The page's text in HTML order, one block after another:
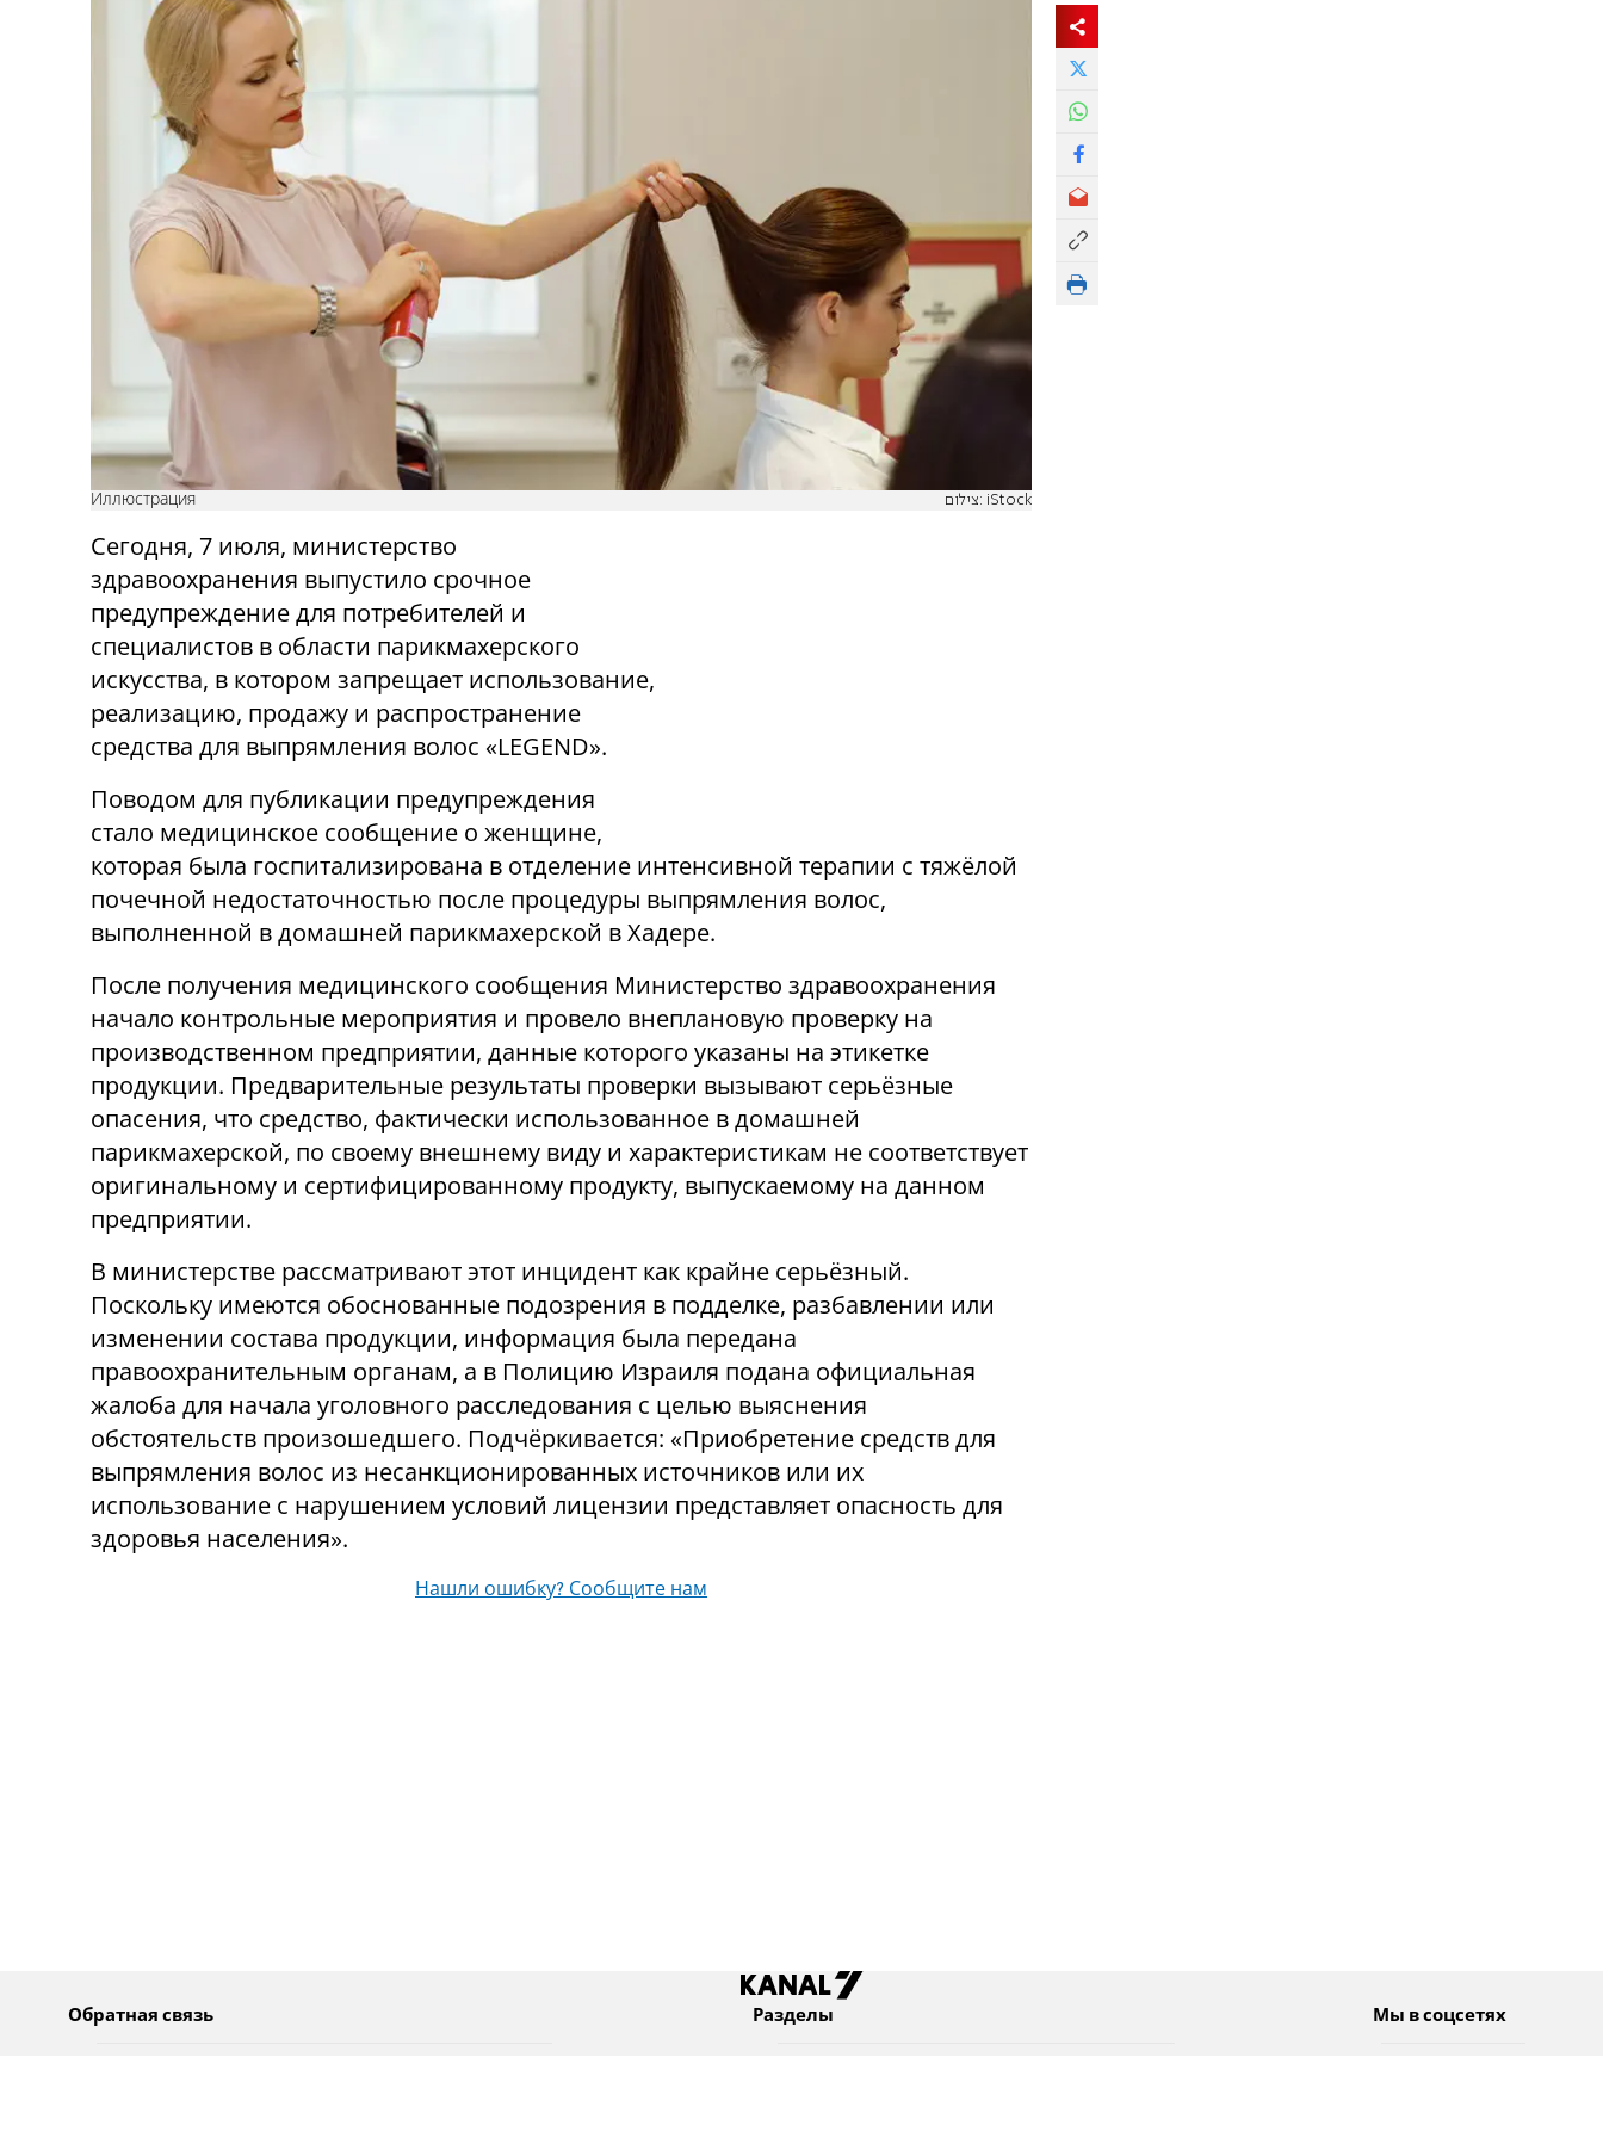
Иллюстрация צילום: iStock
Сегодня, 7 июля, министерство
здравоохранения выпустило срочное
предупреждение для потребителей и
специалистов в области парикмахерского
искусства, в котором запрещает использование,
реализацию, продажу и распространение
средства для выпрямления волос «LEGEND».
Поводом для публикации предупреждения
стало медицинское сообщение о женщине,
которая была госпитализирована в отделение интенсивной терапии с тяжёлой
почечной недостаточностью после процедуры выпрямления волос,
выполненной в домашней парикмахерской в Хадере.
После получения медицинского сообщения Министерство здравоохранения
начало контрольные мероприятия и провело внеплановую проверку на
производственном предприятии, данные которого указаны на этикетке
продукции. Предварительные результаты проверки вызывают серьёзные
опасения, что средство, фактически использованное в домашней
парикмахерской, по своему внешнему виду и характеристикам не соответствует
оригинальному и сертифицированному продукту, выпускаемому на данном
предприятии.
В министерстве рассматривают этот инцидент как крайне серьёзный.
Поскольку имеются обоснованные подозрения в подделке, разбавлении или
изменении состава продукции, информация была передана
правоохранительным органам, а в Полицию Израиля подана официальная
жалоба для начала уголовного расследования с целью выяснения
обстоятельств произошедшего. Подчёркивается: «Приобретение средств для
выпрямления волос из несанкционированных источников или их
использование с нарушением условий лицензии представляет опасность для
здоровья населения».
Нашли ошибку? Сообщите нам
Обратная связь Разделы Мы в соцсетях